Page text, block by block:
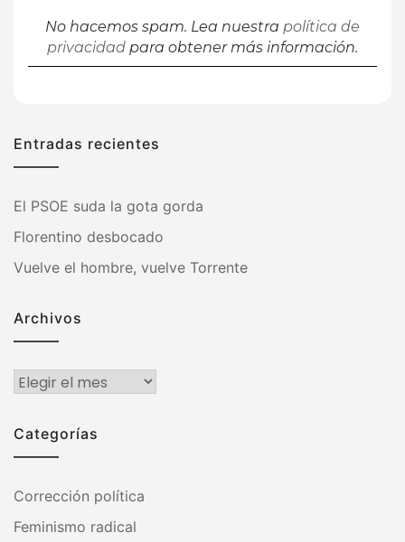
No hacemos spam. Lea nuestra política de
privacidad para obtener más información.
Entradas recientes
El PSOE suda la gota gorda
Florentino desbocado
Vuelve el hombre, vuelve Torrente
Archivos
Archivos
Categorías
Corrección política
Feminismo radical